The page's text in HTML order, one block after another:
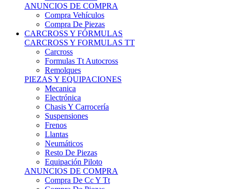
Compra Vehículos
Compra De Piezas
CARCROSS Y FÓRMULAS
CARCROSS Y FORMULAS TT
Carcross
Formulas Tt Autocross
Remolques
PIEZAS Y EQUIPACIONES
Mecanica
Electrónica
Chasis Y Carrocería
Suspensiones
Frenos
Llantas
Neumáticos
Resto De Piezas
Equipación Piloto
ANUNCIOS DE COMPRA
Compra De Cc Y Tt
Compra De Piezas
4X4 Y OFFROAD